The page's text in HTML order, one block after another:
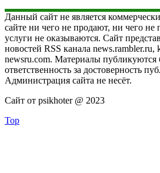
Данный сайт не является
сайте ни чего не продают, ни чего не
услуги не оказываются. Сайт
новостей RSS канала news.rambler.ru,
newsru.com. Материалы публикуются
ответственность за достоверность
Администрация сайта не несёт.
Сайт от psikhoter @ 2023
Top